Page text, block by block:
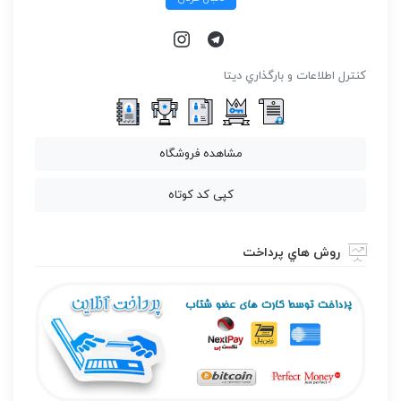
كنترل اطلاعات و بارگذاري ديتا
مشاهده فروشگاه
کپی کد کوتاه
روش هاي پرداخت